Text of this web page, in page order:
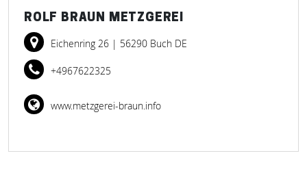
ROLF BRAUN METZGEREI
Eichenring 26 | 56290 Buch DE
+4967622325
www.metzgerei-braun.info